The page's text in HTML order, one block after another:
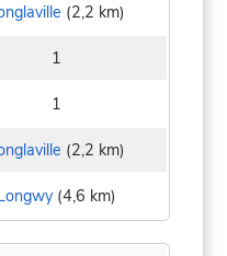
(2,2 km)
1
1
(2,2 km)
(4,6 km)